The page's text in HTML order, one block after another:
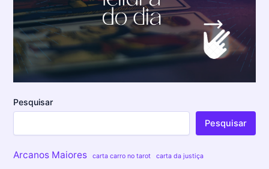
Pesquisar
Pesquisar
Arcanos Maiores carta carro no tarot carta da justiça